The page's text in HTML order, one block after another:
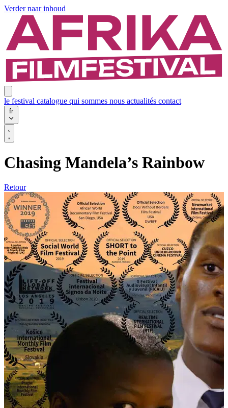
Verder naar inhoud
le festival catalogue qui sommes nous actualités contact
fr
Chasing Mandela’s Rainbow
Retour